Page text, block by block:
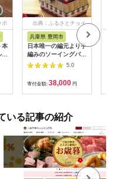
ボ
本
ダ
出典：ふるさとチョイ
兵庫県 豊岡市
日本唯一の編元より手
編みのソーイングバス
ケット（お裁縫箱）フ
タ持ち手タイプ
5.0
寄付金額: 38,000 円
いる記事の紹介